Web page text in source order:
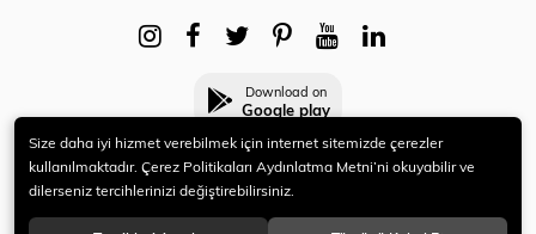
Download on
Google play
© 2021 HERYENİ. Tüm hakları saklıdır.
Size daha iyi hizmet verebilmek için internet sitemizde çerezler
kullanılmaktadır. Çerez Politikaları Aydınlatma Metni’ni okuyabilir ve
dilerseniz tercihlerinizi değiştirebilirsiniz.